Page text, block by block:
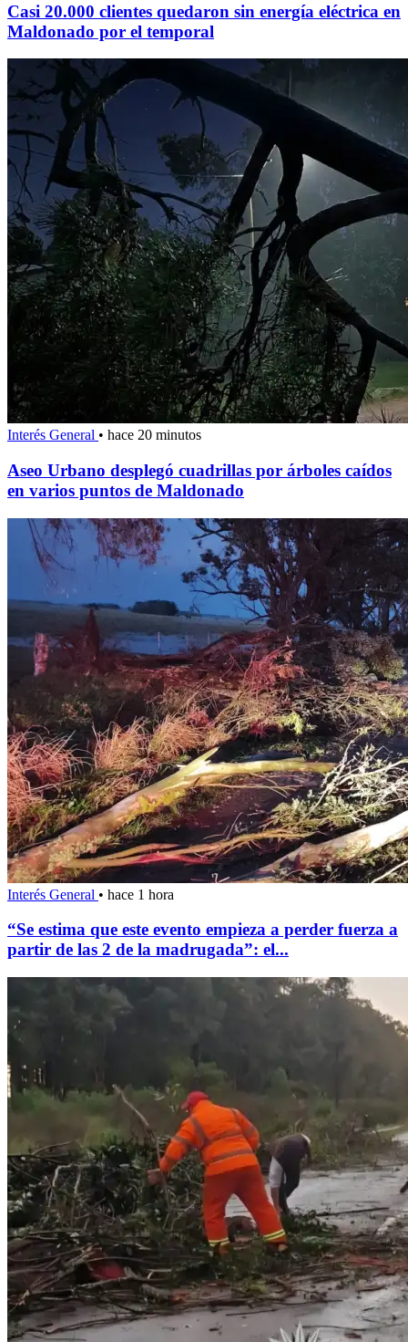
Casi 20.000 clientes quedaron sin energía eléctrica en
Maldonado por el temporal
Interés General • hace 20 minutos
Aseo Urbano desplegó cuadrillas por árboles caídos
en varios puntos de Maldonado
Interés General • hace 1 hora
“Se estima que este evento empieza a perder fuerza a
partir de las 2 de la madrugada”: el...